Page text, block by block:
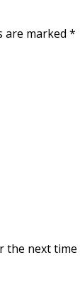
are marked *
the next time